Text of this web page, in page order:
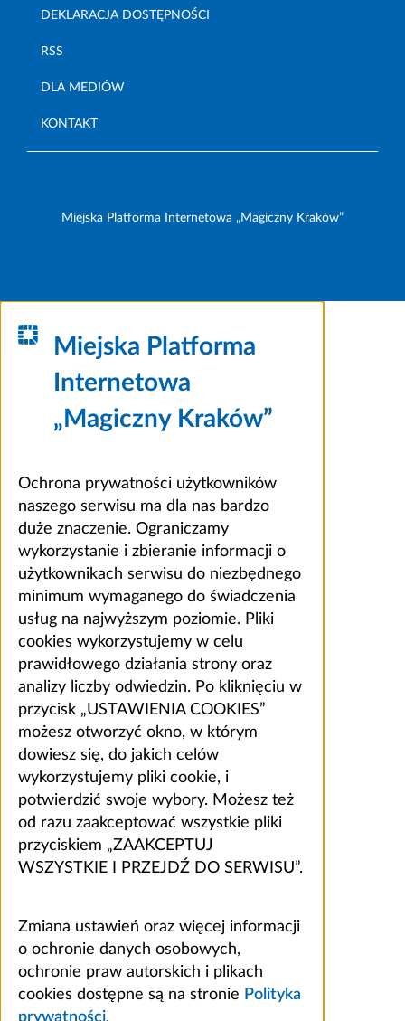
DEKLARACJA DOSTĘPNOŚCI
RSS
DLA MEDIÓW
KONTAKT
Miejska Platforma Internetowa „Magiczny Kraków”
Miejska Platforma
Internetowa
„Magiczny Kraków”
Ochrona prywatności użytkowników
naszego serwisu ma dla nas bardzo
duże znaczenie. Ograniczamy
wykorzystanie i zbieranie informacji o
użytkownikach serwisu do niezbędnego
minimum wymaganego do świadczenia
usług na najwyższym poziomie. Pliki
cookies wykorzystujemy w celu
prawidłowego działania strony oraz
analizy liczby odwiedzin. Po kliknięciu w
przycisk „USTAWIENIA COOKIES”
możesz otworzyć okno, w którym
dowiesz się, do jakich celów
wykorzystujemy pliki cookie, i
potwierdzić swoje wybory. Możesz też
od razu zaakceptować wszystkie pliki
przyciskiem „ZAAKCEPTUJ
WSZYSTKIE I PRZEJDŹ DO SERWISU”.
Zmiana ustawień oraz więcej informacji
o ochronie danych osobowych,
ochronie praw autorskich i plikach
cookies dostępne są na stronie Polityka
prywatności.